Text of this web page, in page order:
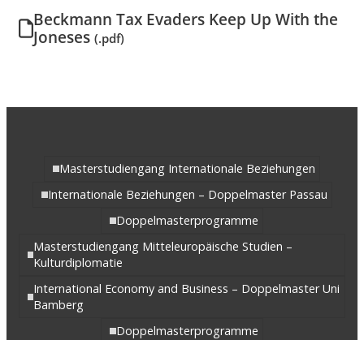
Beckmann Tax Evaders Keep Up With the
Joneses (.pdf)
Masterstudiengang Internationale Beziehungen
Internationale Beziehungen – Doppelmaster Passau
Doppelmasterprogramme
Masterstudiengang Mitteleuropäische Studien –
Kulturdiplomatie
International Economy and Business – Doppelmaster Uni
Bamberg
Doppelmasterprogramme